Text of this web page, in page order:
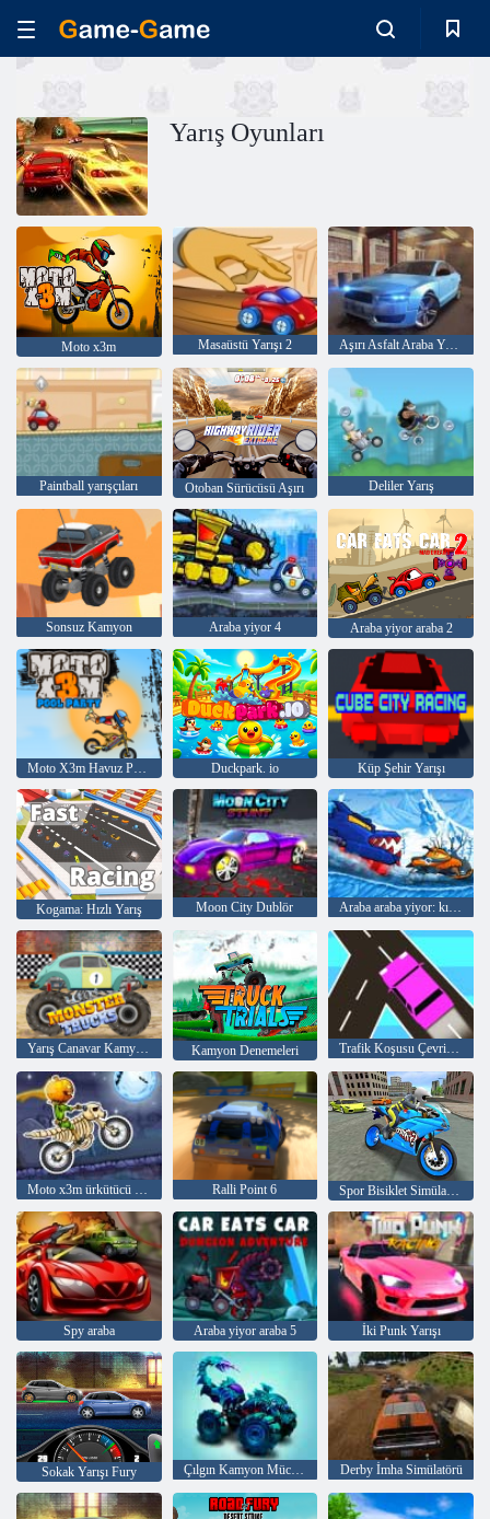
Yarış Oyunları
Moto x3m Masaüstü Yarışı 2 Aşırı Asfalt Araba Yarışı
Paintball yarışçıları Otoban Sürücüsü Aşırı Deliler Yarış
Sonsuz Kamyon Araba yiyor 4 Araba yiyor araba 2
Moto X3m Havuz Partisi Duckpark. io Küp Şehir Yarışı
Kogama: Hızlı Yarış Moon City Dublör Araba araba yiyor: kış macera
Yarış Canavar Kamyonları Kamyon Denemeleri Trafik Koşusu Çevrimiçi
Moto x3m ürkütücü toprak Ralli Point 6 Spor Bisiklet Simülatörü Drift 3d
Spy araba Araba yiyor araba 5 İki Punk Yarışı
Sokak Yarışı Fury Çılgın Kamyon Mücadelesi Derby İmha Simülatörü